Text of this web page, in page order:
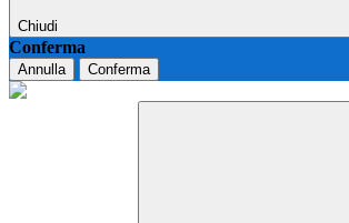
Chiudi
Conferma
Annulla Conferma